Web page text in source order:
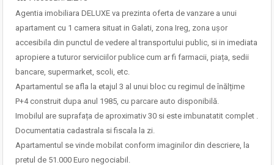
Agentia imobiliara DELUXE va prezinta oferta de vanzare a unui
apartament cu 1 camera situat in Galati, zona Ireg, zona ușor
accesibila din punctul de vedere al transportului public, si in imediata
apropiere a tuturor serviciilor publice cum ar fi farmacii, piața, sedii
bancare, supermarket, scoli, etc.
Apartamentul se afla la etajul 3 al unui bloc cu regimul de înălțime
P+4 construit dupa anul 1985, cu parcare auto disponibilă.
Imobilul are suprafața de aproximativ 30 si este imbunatatit complet .
Documentatia cadastrala si fiscala la zi.
Apartamentul se vinde mobilat conform imaginilor din descriere, la
pretul de 51.000 Euro negociabil.